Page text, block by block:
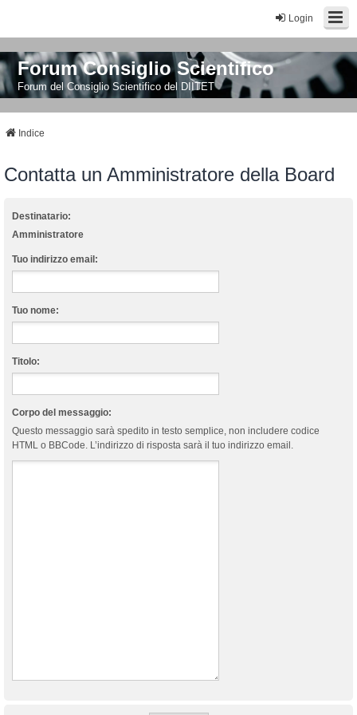
Login
Forum Consiglio Scientifico
Forum del Consiglio Scientifico del DIITET
Indice
Contatta un Amministratore della Board
Destinatario:
Amministratore
Tuo indirizzo email:
Tuo nome:
Titolo:
Corpo del messaggio:
Questo messaggio sarà spedito in testo semplice, non includere codice
HTML o BBCode. L’indirizzo di risposta sarà il tuo indirizzo email.